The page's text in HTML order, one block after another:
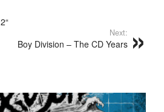
Next:
Boy Division – The CD Years